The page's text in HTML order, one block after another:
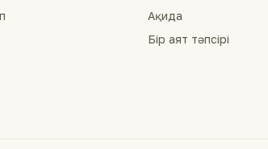
Ақида
Бір аят тәпсірі